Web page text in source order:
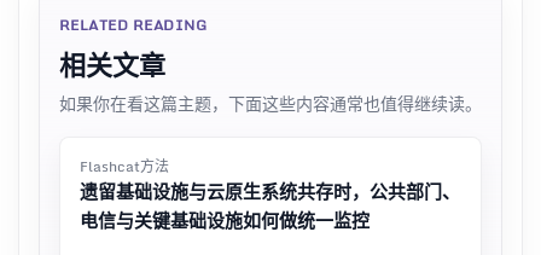
RELATED READING
相关文章
如果你在看这篇主题，下面这些内容通常也值得继续读。
Flashcat方法
遗留基础设施与云原生系统共存时，公共部门、
电信与关键基础设施如何做统一监控